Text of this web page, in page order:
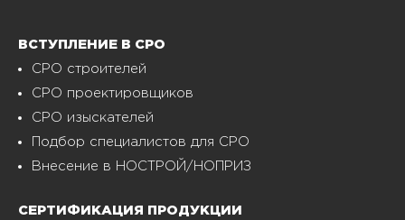
ВСТУПЛЕНИЕ В СРО
СРО строителей
СРО проектировщиков
СРО изыскателей
Подбор специалистов для СРО
Внесение в НОСТРОЙ/НОПРИЗ
СЕРТИФИКАЦИЯ ПРОДУКЦИИ